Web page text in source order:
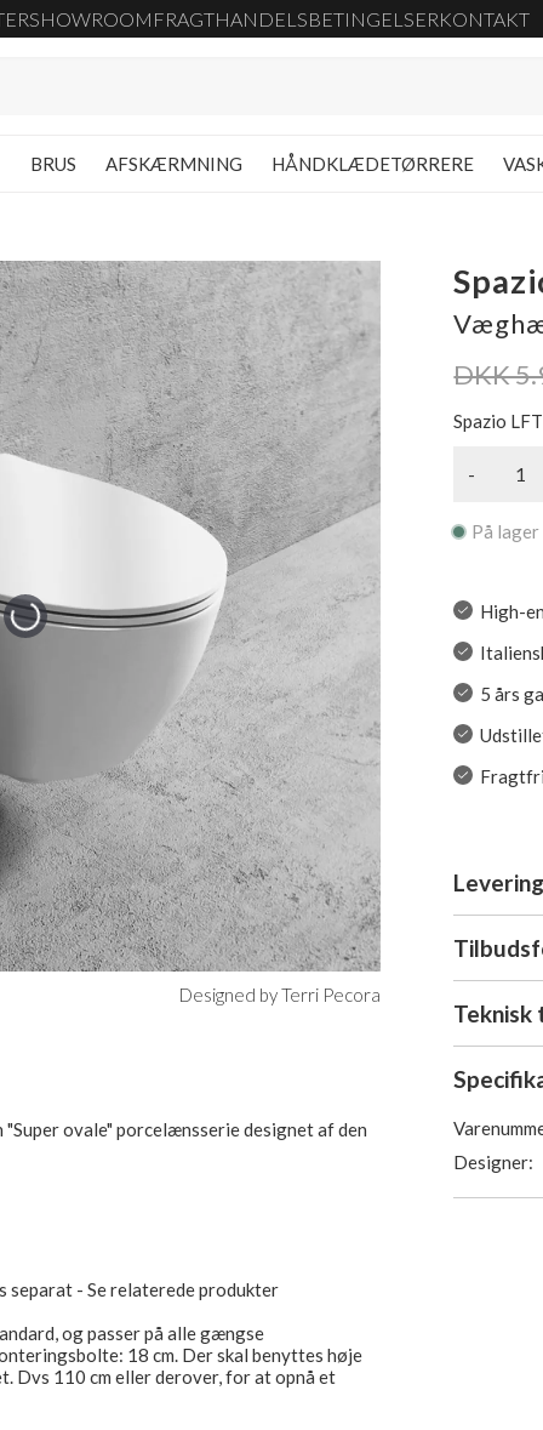
SHOWROOM FRAGTHANDELSBETINGELSERKONTAKT
BRUS AFSKÆRMNING HÅNDKLÆDETØRRERE
Designed by Terri Pecora
"Super ovale" porcelænsserie designet af den
separat - Se relaterede produkter
og passer på alle gængse
18 cm. Der skal benyttes høje
Dvs 110 cm eller derover, for at opnå et
DKK
Spazio
-
På
High-
5 års
Teknisk
Designer: